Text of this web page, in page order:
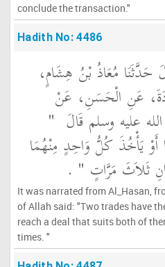
conclude the transaction."
Hadith No: 4486
حَدَّثَنَا مُعَاذُ بْنُ هِشَامٍ،
عَنِ الْحَسَنِ، عَنْ
عليه وسلم قَالَ "‏
أَوْ يَأْخُذَ كُلُّ وَاحِدٍ مِنْهُمَا
ثَلاَثَ مَرَّاتٍ ‏" ‏ ‏.‏
It was narrated from Al_Hasan,
of Allah said: "Two trades have
reach a deal that suits both of
times. "